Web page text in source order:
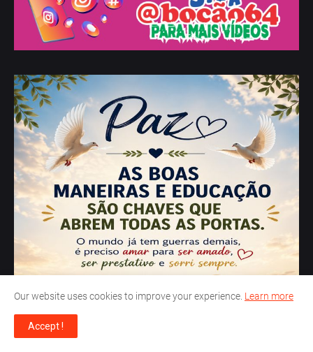
Our website uses cookies to improve your experience. Learn more
Accept !